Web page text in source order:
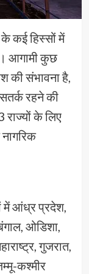
कई हिस्सों में
आगामी कुछ
की संभावना है,
रहने की
के लिए
में आंध्र प्रदेश,
ओडिशा,
गुजरात,
कश्मीर